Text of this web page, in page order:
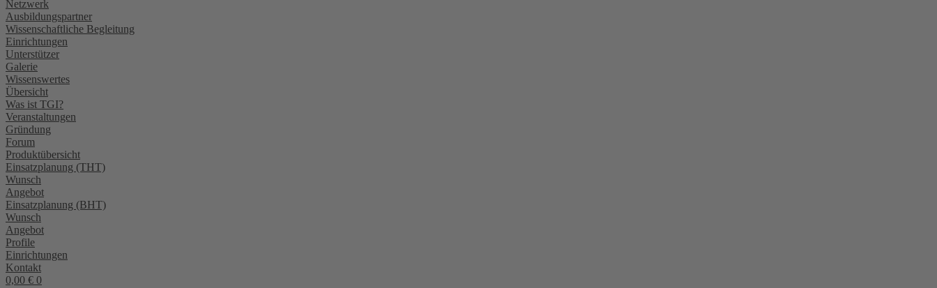
Netzwerk
Ausbildungspartner
Wissenschaftliche Begleitung
Einrichtungen
Unterstützer
Galerie
Wissenswertes
Übersicht
Was ist TGI?
Veranstaltungen
Gründung
Forum
Produktübersicht
Einsatzplanung (THT)
Wunsch
Angebot
Einsatzplanung (BHT)
Wunsch
Angebot
Profile
Einrichtungen
Kontakt
0,00 € 0